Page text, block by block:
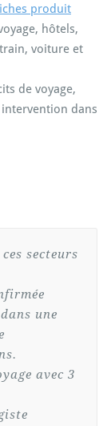
produit
hôtels,
voiture et
de voyage,
dans
secteurs
une
avec 3